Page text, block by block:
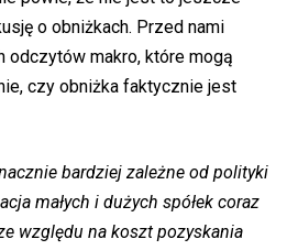
o obniżkach. Przed nami
odczytów makro, które mogą
czy obniżka faktycznie jest
bardziej zależne od polityki
małych i dużych spółek coraz
względu na koszt pozyskania